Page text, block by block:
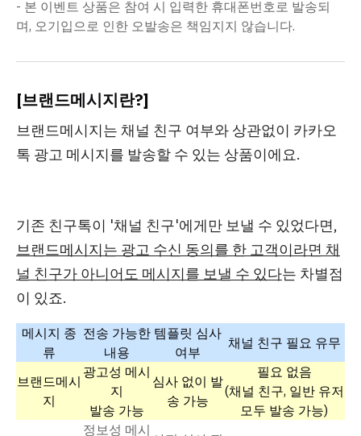
- 본 이벤트 상품은 참여 시 입력한 휴대폰번호로 발송되
며, 오기입으로 인한 오발송은 책임지지 않습니다.
[브랜드메시지란?]
브랜드메시지는 채널 친구 여부와 상관없이 카카오
톡 광고 메시지를 발송할 수 있는 상품이에요.
기존 친구톡이 '채널 친구'에게만 보낼 수 있었다면,
브랜드메시지는 광고 수신 동의를 한 고객이라면 채
널 친구가 아니어도 메시지를 보낼 수 있다는 차별점
이 있죠.
메시지 종
류
전송 가능한
내용
템플릿 심사
여부
채널 친구 필요 유무
브랜드메시
지
광고성 메시
지
발송 가능
심사 없이 발
송 가능
필요 없음
(채널 친구, 일반 유저
모두 발송 가능)
정보성 메시